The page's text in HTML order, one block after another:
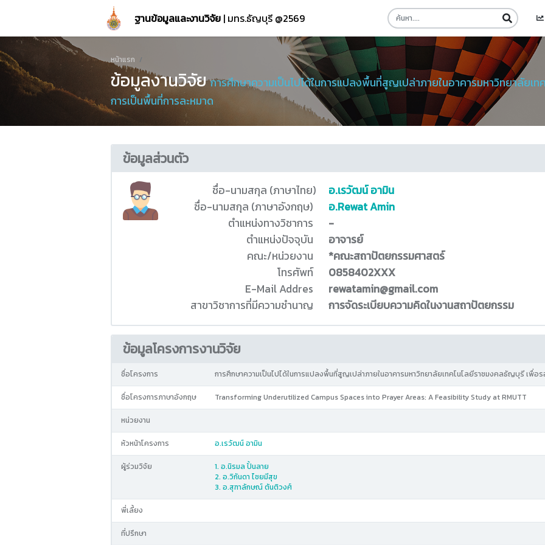
ฐานข้อมูลและงานวิจัย | มทร.ธัญบุรี @2569
หน้าแรก
ข้อมูลงานวิจัยการศึกษาความเป็นไปได้ในการแปลงพื้นที่สูญเปล่าภายในอาคารมหาวิทยาลัยเ
การเป็นพื้นที่การละหมาด
ข้อมูลส่วนตัว
ชื่อ-นามสกุล (ภาษาไทย)
อ.เรวัฒน์ อามิน
ชื่อ-นามสกุล (ภาษาอังกฤษ)
อ.Rewat Amin
ตำแหน่งทางวิชาการ
-
ตำแหน่งปัจจุบัน
อาจารย์
คณะ/หน่วยงาน
*คณะสถาปัตยกรรมศาสตร์
โทรศัพท์
0858402XXX
E-Mail Addres
rewatamin@gmail.com
สาขาวิชาการที่มีความชำนาญ
การจัดระเบียบความคิดในงานสถาปัตยกรรม
ข้อมูลโครงการงานวิจัย
ชื่อโครงการ การศึกษาความเป็นไปได้ในการแปลงพื้นที่สูญเปล่าภายในอาคารมหาวิทยาลัยเทคโนโลยีราชมงคลธัญบุรี เพื่อ
ชื่อโครงการภาษาอังกฤษ Transforming Underutilized Campus Spaces into Prayer Areas: A Feasibility Study at RMUTT
หน่วยงาน
หัวหน้าโครงการ อ.เรวัฒน์ อามิน
ผู้ร่วมวิจัย
1. อ.นิรมล ปั้นลาย
2. อ.วิกันดา ไชยมีสุข
3. อ.สุฑาลักษณ์ ตันติวงศ์
พี่เลี้ยง
ที่ปรึกษา